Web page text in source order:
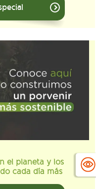
el planeta y los
cada día más